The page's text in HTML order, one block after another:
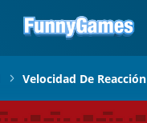
Velocidad De Reacción